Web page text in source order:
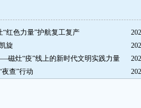
红色力量”护航复工复产
旋
磁灶“疫”线上的新时代文明实践力量
查”行动